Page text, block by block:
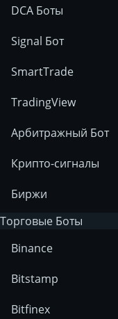
DCA Боты
Signal Бот
SmartTrade
TradingView
Арбитражный Бот
Крипто-сигналы
Биржи
Торговые Боты
Binance
Bitstamp
Bitfinex